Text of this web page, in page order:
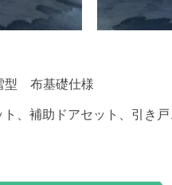
型 布基礎仕様
、補助ドアセット、引き